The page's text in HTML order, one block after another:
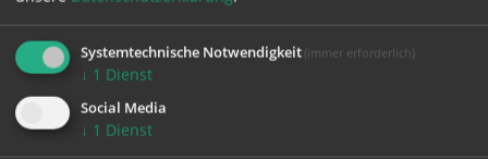
und Passwort an.
Benutzername
Systemtechnische Notwendigkeit (immer erforderlich)
↓ 1 Dienst
Social Media
↓ 1 Dienst